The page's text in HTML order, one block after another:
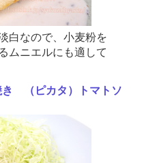
白なので、小麦粉を
ムニエルにも適して
（ピカタ）トマトソ